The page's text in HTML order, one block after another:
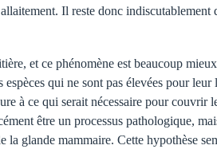
Il reste donc
et ce phénomène est beaucoup
qui ne sont pas élevées pour
à ce qui serait nécessaire pour couvrir
être un processus pathologique,
glande mammaire. Cette hypothèse